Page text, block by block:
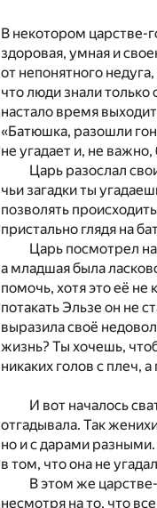
В некотором царстве-
здоровая, умная и
от непонятного
что люди знали только
настало время
«Батюшка, разошли
не угадает и, не
Царь разослал
чьи загадки ты
позволять
пристально глядя на
Царь посмотрел
а младшая была
помочь, хотя это её
потакать Эльзе он не
выразила своё
жизнь? Ты хочешь,
никаких голов с плеч,
И вот началось
отгадывала. Так
но и с дарами
в том, что она не
В этом же
несмотря на то, что